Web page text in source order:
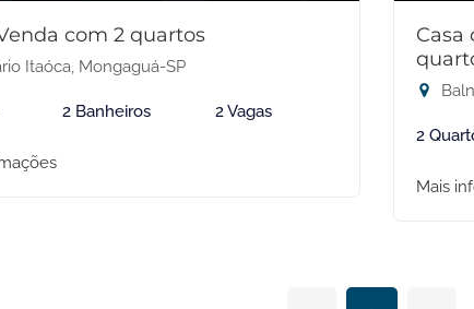
com 2 quartos
Itaóca, Mongaguá-SP
2 Banheiros 2 Vagas
Casa
2
Mais